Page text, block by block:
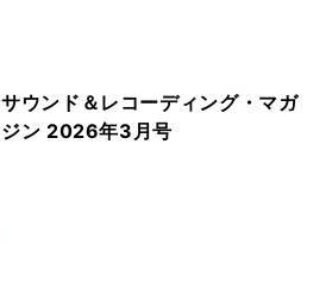
サウンド＆レコーディング・マガ
ジン 2026年3月号